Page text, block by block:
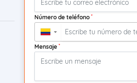
Número de teléfono *
▼
Mensaje *